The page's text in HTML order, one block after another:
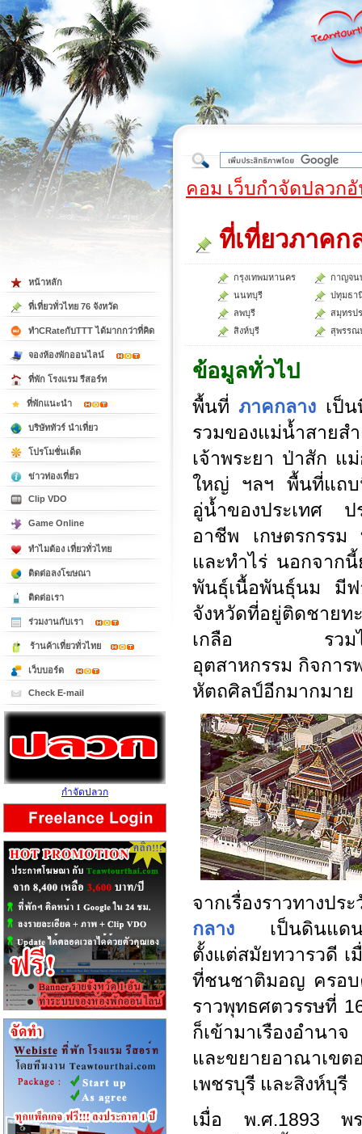
ต้
คอม เว็บกำจัดปลวก
ที่เที่ยวภาคก
กรุงเทพมหานคร
กาญจน
นนทบุรี
ปทุมธา
ลพบุรี
สมุทรป
สิงห์บุรี
สุพรรณ
ข้อมูลทั่วไป
พื้นที่ภาคกลาง เป็
รวมของแม่น้ำสาย
เจ้าพระยา ป่าสัก
ใหญ่ ฯลฯ พื้นที่แถบ
อู่น้ำของประเทศ
อาชีพ เกษตรกรรม
และทำไร่ นอกจาก
พันธุ์เนื้อพันธุ์นม มีฟ
จังหวัดที่อยู่ติดชาย
เกลือ รวมไปถึง
อุตสาหกรรม กิจกา
หัตถศิลป์อีกมากมาย
จากเรื่องราวทางป
กลาง เป็นดินแดนแ
ตั้งแต่สมัยทวารวดี
ที่ชนชาติมอญ ครอ
ราวพุทธศตวรรษที่
ก็เข้ามาเรืองอำน
และขยายอาณาเข
เพชรบุรี และสิงห์บุรี
เมื่อ พ.ศ.1893 พระ
หน้าหลัก
ที่เที่ยวทั่วไทย 76 จังหวัด
ทำCRateกับTTT ได้มากกว่าที่คิด
จองห้องพักออนไลน์
ที่พัก โรงแรม รีสอร์ท
ที่พักแนะนำ
บริษัททัวร์ นำเที่ยว
โปรโมชั่นเด็ด
ข่าวท่องเที่ยว
Clip VDO
Game Online
ทำไมต้อง เที่ยวทั่วไทย
ติดต่อลงโฆษณา
ติดต่อเรา
ร่วมงานกับเรา
ร้านค้าเที่ยวทั่วไทย
เว็บบอร์ด
Check E-mail
กำจัดปลวก